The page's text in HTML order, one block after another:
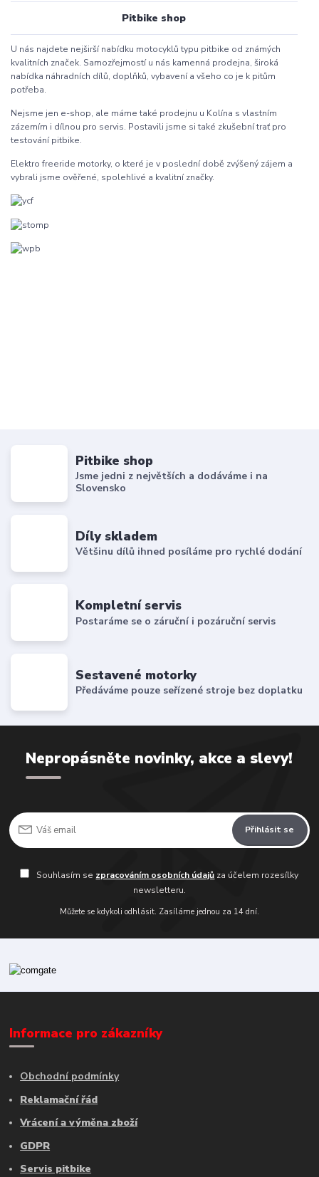
Pitbike shop
U nás najdete nejširší nabídku motocyklů typu pitbike od známých
kvalitních značek. Samozřejmostí u nás kamenná prodejna, široká
nabídka náhradních dílů, doplňků, vybavení a všeho co je k pitům
potřeba.
Nejsme jen e-shop, ale máme také prodejnu u Kolína s vlastním
zázemím i dílnou pro servis. Postavili jsme si také zkušební trať pro
testování pitbike.
Elektro freeride motorky, o které je v poslední době zvýšený zájem a
vybrali jsme ověřené, spolehlivé a kvalitní značky.
Pitbike shop
Jsme jedni z největších a dodáváme i na
Slovensko
Díly skladem
Většinu dílů ihned posíláme pro rychlé dodání
Kompletní servis
Postaráme se o záruční i pozáruční servis
Sestavené motorky
Předáváme pouze seřízené stroje bez doplatku
Nepropásněte novinky, akce a slevy!
Přihlásit se
Souhlasím se zpracováním osobních údajů za účelem rozesílky
newsletteru.
Můžete se kdykoli odhlásit. Zasíláme jednou za 14 dní.
Informace pro zákazníky
Obchodní podmínky
Reklamační řád
Vrácení a výměna zboží
GDPR
Servis pitbike